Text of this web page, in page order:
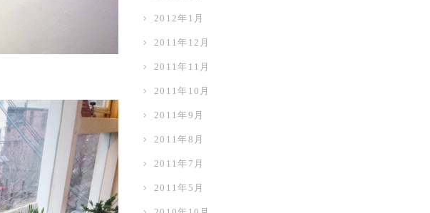
2012年1月
2011年12月
2011年11月
2011年10月
2011年9月
2011年8月
2011年7月
2011年5月